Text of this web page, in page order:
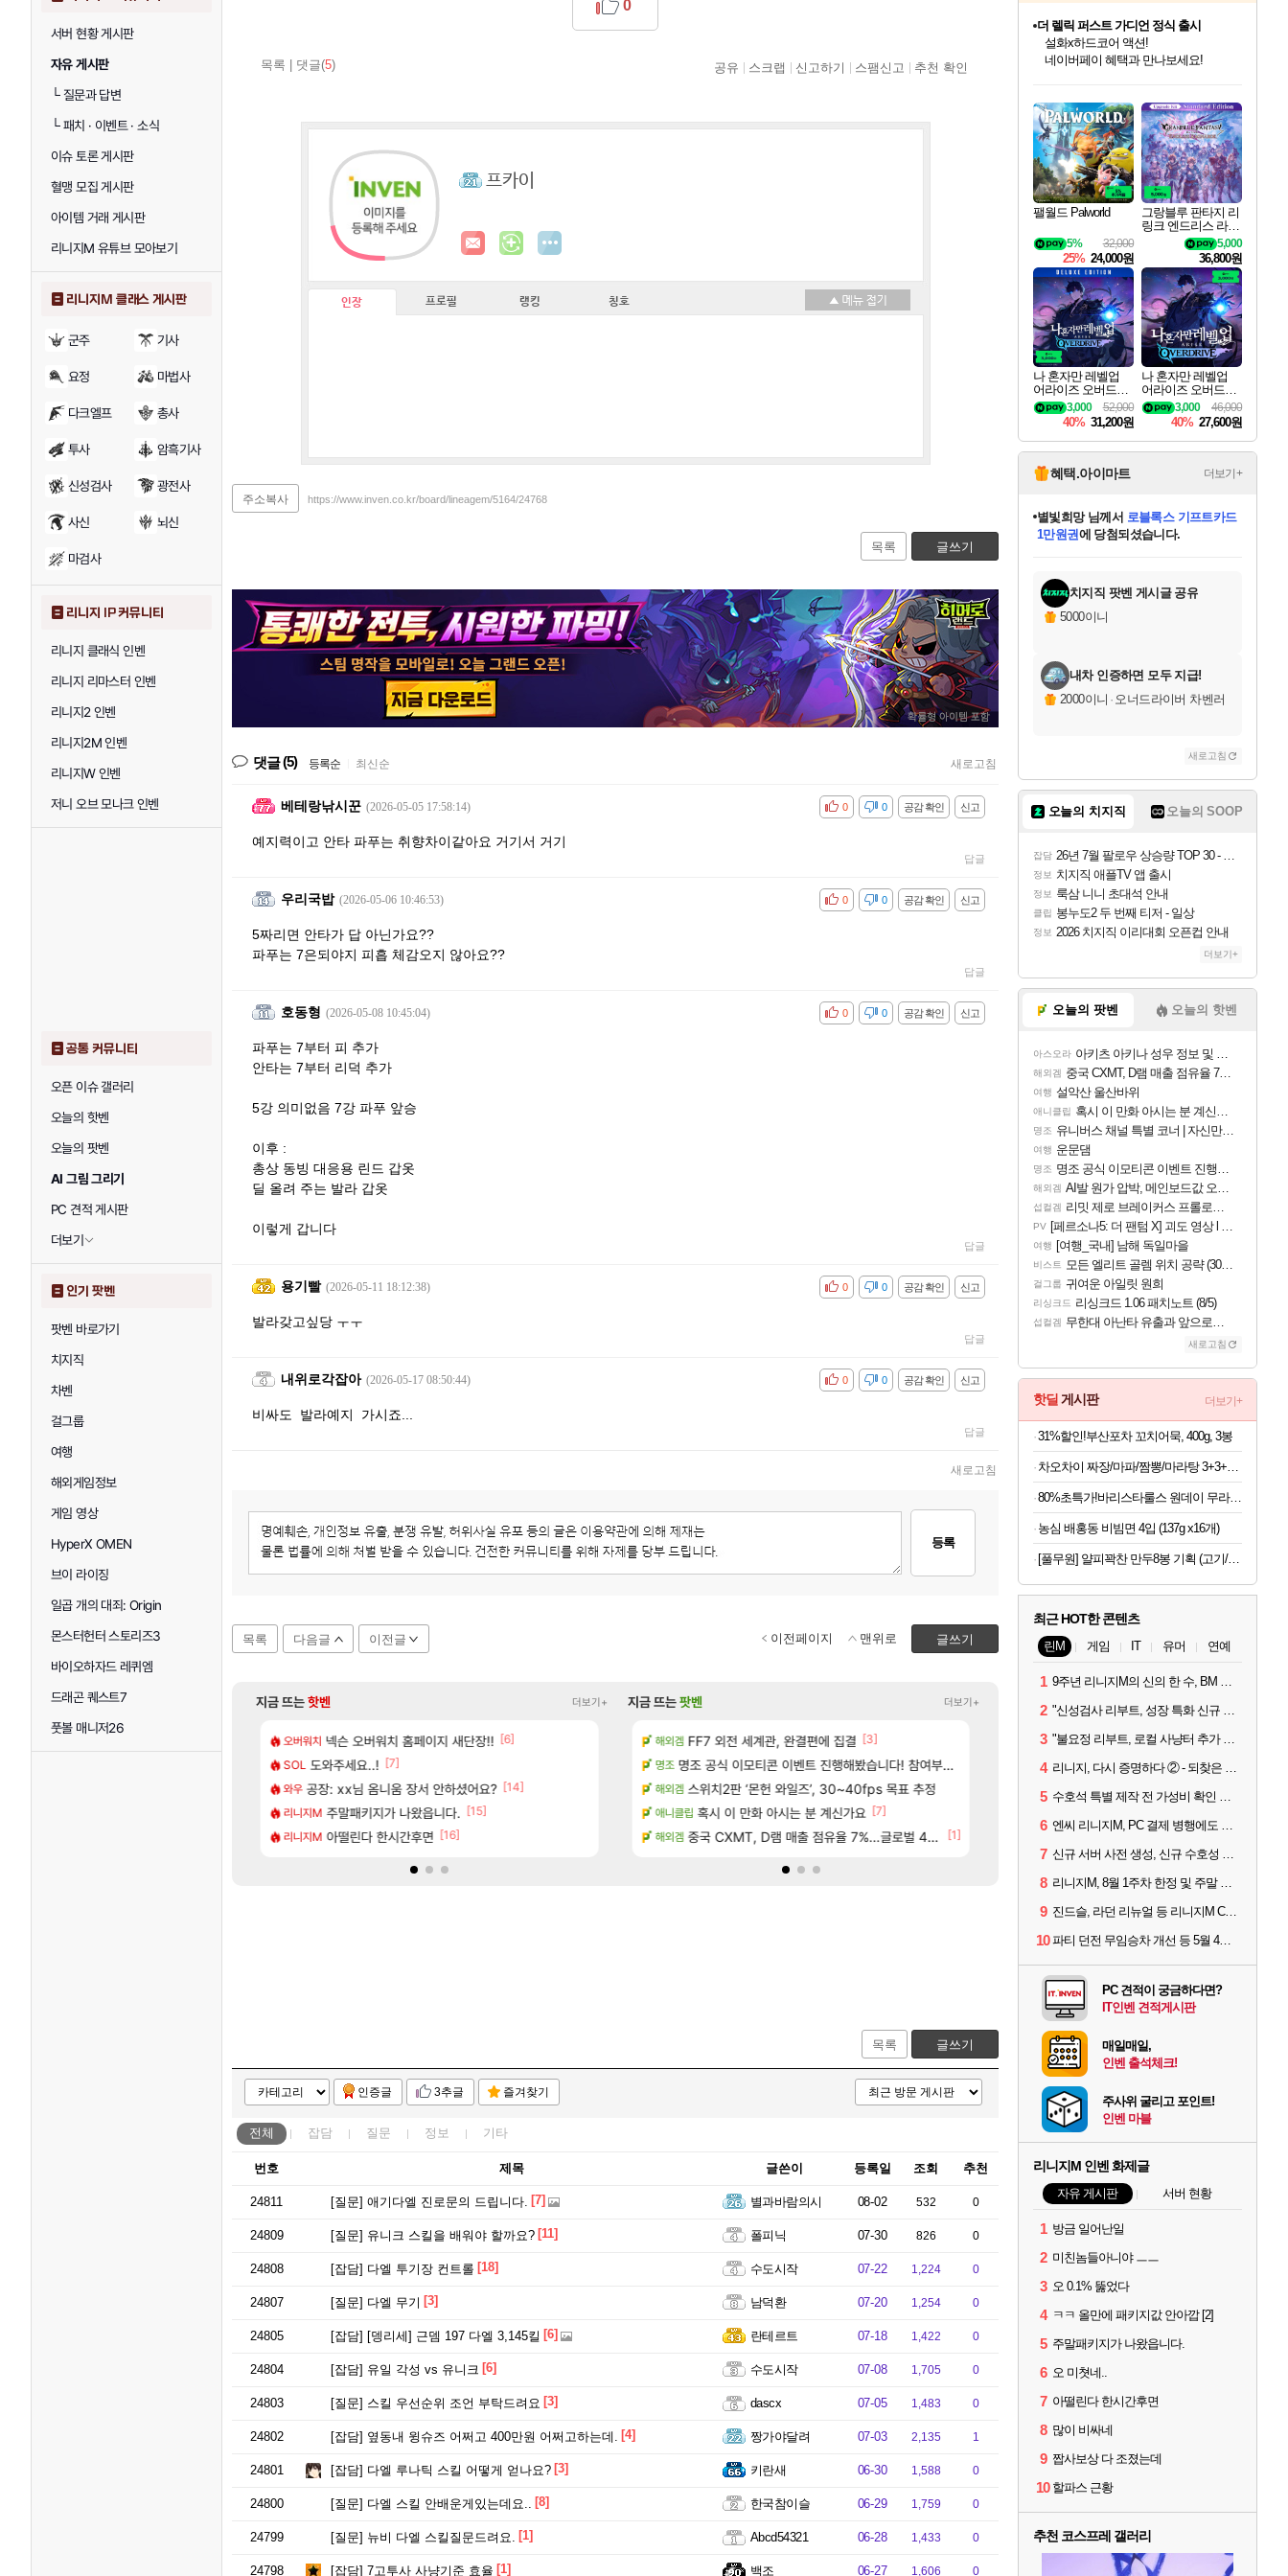
서버 현황 게시판
자유 게시판
└질문과 답변
└패치 · 이벤트 · 소식
이슈 토론 게시판
혈맹 모집 게시판
아이템 거래 게시판
리니지M 유튜브 모아보기
리니지M 클래스 게시판
군주 기사
요정 마법사
다크엘프 총사
투사 암흑기사
신성검사 광전사
사신 뇌신
마검사
리니지 IP 커뮤니티
리니지 클래식 인벤
리니지 리마스터 인벤
리니지2 인벤
리니지2M 인벤
리니지W 인벤
저니 오브 모나크 인벤
공통 커뮤니티
오픈 이슈 갤러리
오늘의 핫벤
오늘의 팟벤
AI 그림 그리기
PC 견적 게시판
더보기
인기 팟벤
팟벤 바로가기
치지직
차벤
걸그룹
여행
해외게임정보
게임 영상
HyperX OMEN
브이 라이징
일곱 개의 대죄: Origin
몬스터헌터 스토리즈3
바이오하자드 레퀴엠
드래곤 퀘스트7
풋볼 매니저26
목록 댓글(5)
0
공유 스크랩 신고하기 스팸신고 추천 확인
프카이
인장 프로필 랭킹 칭호
주소복사 https://www.inven.co.kr/board/lineagem/5164/24768
목록 글쓰기
댓글(5) 등록순 최신순 새로고침
베테랑낚시꾼 (2026-05-05 17:58:14) 신고
공감 확인
비공감 0
0
예지력이고 안타 파푸는 취향차이같아요 거기서 거기
답글
우리국밥 (2026-05-06 10:46:53) 신고
공감 확인
비공감 0
0
5짜리면 안타가 답 아닌가요??
파푸는 7은되야지 피흡 체감오지 않아요??
답글
호동형 (2026-05-08 10:45:04) 신고
공감 확인
비공감 0
0
파푸는 7부터 피 추가
안타는 7부터 리덕 추가
5강 의미없음 7강 파푸 앞승
이후 :
총상 동빙 대응용 린드 갑옷
딜 올려 주는 발라 갑옷
이렇게 갑니다
답글
용기빨 (2026-05-11 18:12:38) 신고
공감 확인
비공감 0
0
발라갖고싶당 ㅜㅜ
답글
내위로각잡아 (2026-05-17 08:50:44) 신고
공감 확인
비공감 0
0
비싸도 발라예지 가시죠...
답글
새로고침
등록
목록 다음글 이전글 글쓰기
이전페이지 맨위로
지금 뜨는핫벤 더보기+
오버워치 넥슨 오버워치 홈페이지 새단장!! [6]
SOL 도와주세요..! [7]
와우 공장: xx님 옴니움 장서 안하셨어요? [14]
리니지M 주말패키지가 나왔읍니다. [15]
리니지M 아떨린다 한시간후면 [16]
검은사막 대충 연구소요약 [5]
SOL 이제서야 힘들게 50찍고 나가 장궁 받았는데... [1]
검은사막 풍풍풍 군왕주차가 씹이득 가성비라고 ???? [9]
로아 골드 파는 게 왜 쌀숭이임? [194]
메이플 현재 나무위키 실검 1위인 김규원 [84]
ㅇㅂ)진짜 개웃기네 ㅋㅋ [48]
파리바게트 본사에서 연락왔음 [132]
씨발 컬프프 클릭 미스낫네
썬데이가 샤타가 아닌 큰 이유는 경매장 불안정때문일듯
지금 뜨는팟벤 더보기+
아스오라 아키츠 아키나 성우 정보 및 주요 필모
비스트 모든 성소 위치 공략 (40개) - 귀환한 영혼 도전과제
리밋제로 프롤로그 테스트를 마치고.. (feat. 리아)
비스트 모든 바우에라 업그레이드 아이템 획득 위치 공략 (89개)
아스오라 카가미하라 하루 성우 정보 및 주요 필모
해외겜 FF7 외전 세계관, 완결편에 집결 [3]
명조 명조 공식 이모티콘 이벤트 진행해봤습니다! 참여부터 추첨까지????
해외겜 스위치2판 ‘몬헌 와일즈’, 30~40fps 목표 추정
애니클립 혹시 이 만화 아시는 분 계신가요 [7]
해외겜 중국 CXMT, D램 매출 점유율 7%…글로벌 4위로 부상 [1]
해외겜 AI발 원가 압박, 메인보드값 오르나
해외겜 메모리 3사, 2027년 생산분 완판?
리싱크드 리싱크드 1.06 패치노트 (8/5)
아스오라 성우 정보 및 출연작 모음
목록 글쓰기
인증글 3추글 즐겨찾기
전체 잡담 질문 정보 기타
번호 제목 글쓴이 등록일 조회 추천
24811 [질문] 애기다엘 진로문의 드립니다. [7] 별과바람의시 08-02 532 0
24809 [질문] 유니크 스킬을 배워야 할까요? [11] 폴피닉 07-30 826 0
24808 [잡담] 다엘 투기장 컨트롤 [18] 수도시작 07-22 1,224 0
24807 [질문] 다엘 무기 [3] 남덕환 07-20 1,254 0
24805 [잡담] [뎅리세] 근뎀 197 다엘 3,145킬 [6] 란테르트 07-18 1,422 0
24804 [잡담] 유일 각성 vs 유니크 [6] 수도시작 07-08 1,705 0
24803 [질문] 스킬 우선순위 조언 부탁드려요 [3] dascx 07-05 1,483 0
24802 [잡담] 옆동내 윙슈즈 어쩌고 400만원 어쩌고하는데. [4] 짱가야달려 07-03 2,135 1
24801 [잡담] 다엘 루나틱 스킬 어떻게 얻나요? [3] 키란새 06-30 1,588 0
24800 [질문] 다엘 스킬 안배운게있는데요.. [8] 한국참이슬 06-29 1,759 0
24799 [질문] 뉴비 다엘 스킬질문드려요. [1] Abcd54321 06-28 1,433 0
24798 [잡담] 7고투사 사냥기준 효율 [1] 백조 06-27 1,606 0
최대 90% 할인가를 만나보세요!
네이버혜택과 함께 만나보세요!
50%할인&추가 적립까지!
네이버 포인트 혜택까지!
이니&베니 혜택까지!
네이버 혜택가와 함께 예약하세요!
할인&네이버혜택으로 만나보세요!
더 렐릭 퍼스트 가디언 정식 출시
설화x하드코어 액션!
네이버페이 혜택과 만나보세요!
40주년 프로모션으로 만나보세요!
할인가에 만나보세요!
일부 에디션 상시 할인!
혜택으로 예약 판매 중
편안하게 충전하세요
팰월드 Palworld
32,000
5%
25% 24,000원
그랑블루 판타지 리
링크 엔드리스 라그
나로크 업그레이드
킷 Granblue Fantasy
Relink Endless Ragn
arok Upgrade Kit DL
C
5,000
36,800원
나 혼자만 레벨업
어라이즈 오버드라
이브 디럭스 에디션
Solo Leveling Arise
Overdrive Deluxe Edi
tion
52,000
3,000
40% 31,200원
나 혼자만 레벨업
어라이즈 오버드라
이브 Solo Leveling A
rise
46,000
3,000
40% 27,600원
혜택.아이마트 더보기+
교환.
당첨되셨습니다.
당첨되셨습니다.
당첨되셨습니다.
별빛희망님께서 로블록스 기프트카드
1만원권에 당첨되셨습니다.
당첨되셨습니다.
당첨되셨습니다.
당첨되셨습니다.
당첨되셨습니다.
에디션 (스팀코드)를 교환.
당첨되셨습니다.
치지직 팟벤 게시글 공유
5000이니
내차 인증하면 모두 지급!
2000이니 · 오너드라이버 차벤러
새로고침
오늘의 치지직 오늘의 SOOP
잡담 26년 7월 팔로우 상승량 TOP 30 - 월간 치지직
정보 치지직 애플TV 앱 출시
정보 룩삼 니니 초대석 안내
클립 봉누도2 두 번째 티저 - 일상
정보 2026 치지직 이리대회 오픈컵 안내
더보기+
오늘의 팟벤 오늘의 핫벤
아스오라 아키츠 아키나 성우 정보 및 주요 필모
해외겜 중국 CXMT, D램 매출 점유율 7%…글로벌 4위로 부상
여행 설악산 울산바위
애니클립 혹시 이 만화 아시는 분 계신가요
명조 유니버스 채널 특별 코너 | 자신만의 스타일
여행 운문댐
명조 명조 공식 이모티콘 이벤트 진행해봤습니다! 참여부터 추첨까지????
해외겜 AI발 원가 압박, 메인보드값 오르나
섭컬겜 리밋 제로 브레이커스 프롤로그 테스트 후기 영상 업로드
PV [페르소나5: 더 팬텀 X] 괴도 영상 l 타카마키 안·댄싱 스타
여행 [여행_국내] 남해 독일마을
비스트 모든 엘리트 골렘 위치 공략 (30개) - 방랑 결투가
걸그룹 귀여운 아일릿 원희
리싱크드 리싱크드 1.06 패치노트 (8/5)
섭컬겜 무한대 아난타 유출과 앞으로의 예상 (루머)
새로고침
핫딜 게시판 더보기+
31%할인!부산포차 꼬치어묵, 400g, 3봉
80%초특가!바리스타룰스 원데이 무라벨, 아메리카노, 350ml, 20개
농심 배홍동 비빔면 4입 (137g x16개)
[풀무원] 얄피꽉찬 만두8봉 기획 (고기/김치/교자/물만두 외)
최근 HOT한 콘텐츠
린M 게임 IT 유머 연예
1 9주년 리니지M의 신의 한 수, BM 장비 아데나 판매 예고
2 "신성검사 리부트, 성장 특화 신규 서버" 리니지M 3월 업데이트 예고
3 "불요정 리부트, 로컬 사냥터 추가 예정" 리니지M 9주년 업데이트 예고
4 리니지, 다시 증명하다 ② - 되찾은 모바일 왕좌
5 수호석 특별 제작 전 가성비 확인 필수! 3월 2주차 업데이트 이슈
6 엔씨 리니지M, PC 결제 병행에도 모바일 '매출 1위' 탈환
7 신규 서버 사전 생성, 신규 수호성 추가 등 3월 1주차 업데이트 이슈
8 리니지M, 8월 1주차 한정 및 주말 제작 정보
9 진드슬, 라던 리뉴얼 등 리니지M ContiNew 업데이트 핵심 요약
10 파티 던전 무임승차 개선 등 5월 4주차 업데이트 이슈
PC 견적이 궁금하다면?
IT인벤 견적게시판
매일매일,
인벤 출석체크!
주사위 굴리고 포인트!
인벤 마블
리니지M 인벤 화제글
자유 게시판 서버 현황
1 방금 일어난일
2 미친놈들아니야 ㅡㅡ
3 오 0.1% 뚫었다
4 ㅋㅋ 올만에 패키지값 안아깝 [2]
5 주말패키지가 나왔읍니다.
6 오 미쳣네..
7 아떨린다 한시간후면
8 많이 비싸네
9 짭사보상 다 조졌는데
10 할파스 근황
추천 코스프레 갤러리